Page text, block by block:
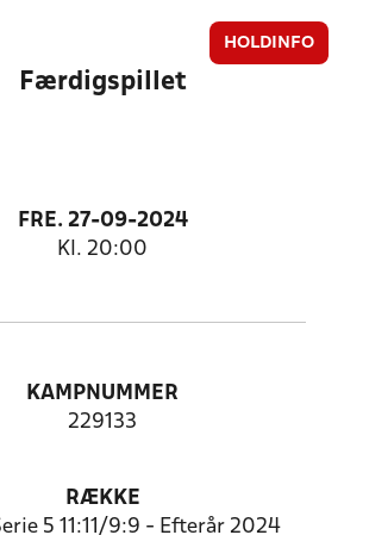
HOLDINFO
Færdigspillet
FRE. 27-09-2024
Kl. 20:00
KAMPNUMMER
229133
RÆKKE
5 11:11/9:9 - Efterår 2024